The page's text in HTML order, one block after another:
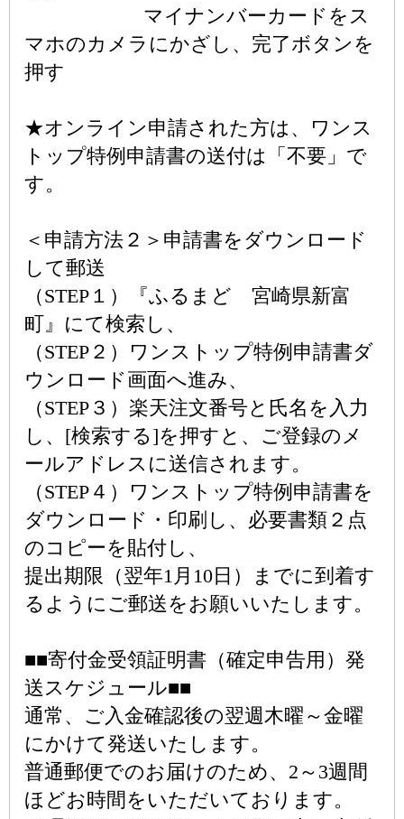
マイナンバーカードをス
マホのカメラにかざし、完了ボタンを
押す
★オンライン申請された方は、ワンス
トップ特例申請書の送付は「不要」で
す。
＜申請方法２＞申請書をダウンロード
して郵送
（STEP１）『ふるまど 宮崎県新富
町』にて検索し、
（STEP２）ワンストップ特例申請書ダ
ウンロード画面へ進み、
（STEP３）楽天注文番号と氏名を入力
し、[検索する]を押すと、ご登録のメ
ールアドレスに送信されます。
（STEP４）ワンストップ特例申請書を
ダウンロード・印刷し、必要書類２点
のコピーを貼付し、
提出期限（翌年1月10日）までに到着す
るようにご郵送をお願いいたします。
■■寄付金受領証明書（確定申告用）発
送スケジュール■■
通常、ご入金確認後の翌週木曜～金曜
にかけて発送いたします。
普通郵便でのお届けのため、2～3週間
ほどお時間をいただいております。